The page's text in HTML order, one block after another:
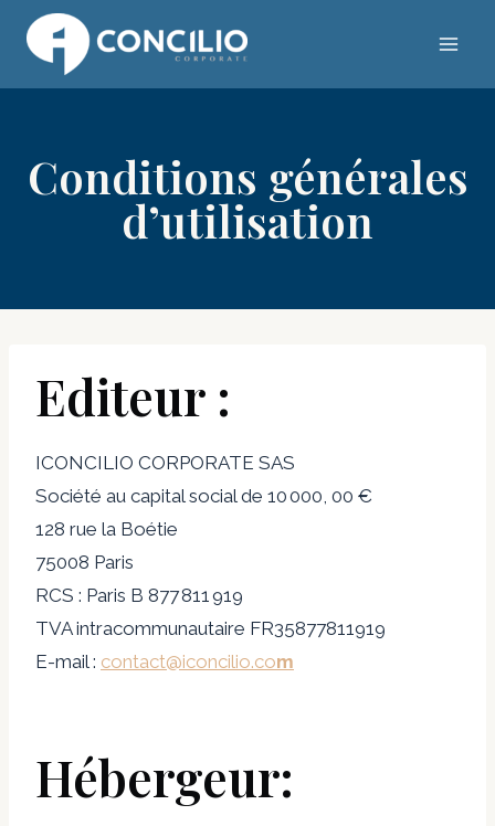
Skip
content
Conditions générales
d’utilisation
Editeur :
ICONCILIO CORPORATE SAS
Société au capital social de 10 000, 00 €
128 rue la Boétie
75008 Paris
RCS : Paris B 877 811 919
TVA intracommunautaire FR35877811919
E-mail : contact@iconcilio.com
Hébergeur: